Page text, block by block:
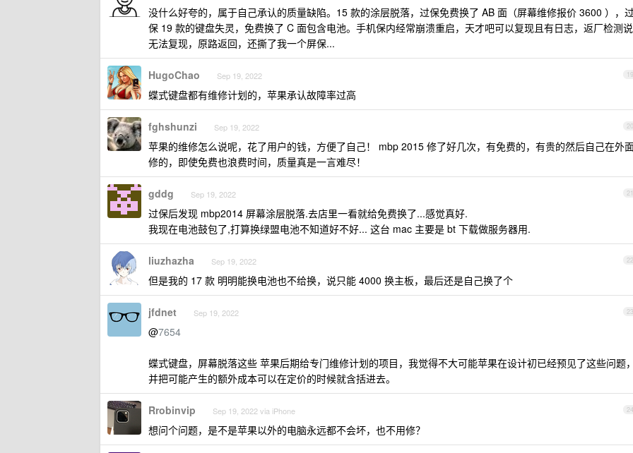
没什么好夸的，属于自己承认的质量缺陷。15 款的涂层脱落，过保免费换了 AB 面（屏幕维修报价 3600 ），
保 19 款的键盘失灵，免费换了 C 面包含电池。手机保内经常崩溃重启，天才吧可以复现且有日志，返厂检测说
无法复现，原路返回，还撕了我一个屏保...
19
HugoChao Sep 19, 2022
蝶式键盘都有维修计划的，苹果承认故障率过高
20
fghshunzi Sep 19, 2022
苹果的维修怎么说呢，花了用户的钱，方便了自己！ mbp 2015 修了好几次，有免费的，有贵的然后自己在外
修的，即使免费也浪费时间，质量真是一言难尽！
21
gddg Sep 19, 2022
过保后发现 mbp2014 屏幕涂层脱落.去店里一看就给免费换了...感觉真好.
我现在电池鼓包了,打算换绿盟电池不知道好不好... 这台 mac 主要是 bt 下载做服务器用.
22
liuzhazha Sep 19, 2022
但是我的 17 款 明明能换电池也不给换，说只能 4000 换主板，最后还是自己换了个
23
jfdnet Sep 19, 2022
@7654
蝶式键盘，屏幕脱落这些 苹果后期给专门维修计划的项目，我觉得不大可能苹果在设计初已经预见了这些问题，
并把可能产生的额外成本可以在定价的时候就含括进去。
24
Rrobinvip Sep 19, 2022 via iPhone
想问个问题，是不是苹果以外的电脑永远都不会坏，也不用修？